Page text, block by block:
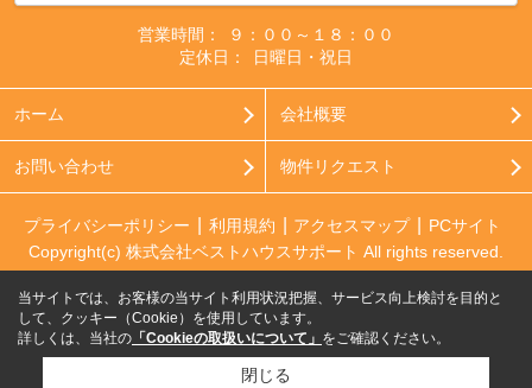
営業時間：
９：００～１８：００
定休日：
日曜日・祝日
ホーム 会社概要
お問い合わせ 物件リクエスト
プライバシーポリシー 利用規約 アクセスマップ
PCサイト
Copyright(c) 株式会社ベストハウスサポート All rights reserved.
当サイトでは、お客様の当サイト利用状況把握、サービス向上検討を目的と
して、クッキー（Cookie）を使用しています。
詳しくは、当社の 「Cookieの取扱いについて」 をご確認ください。
閉じる